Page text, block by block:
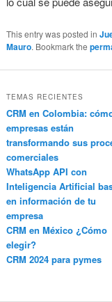
This entry was posted in
Mauro. Bookmark the
TEMAS RECIENTES
CRM en Colombia:
empresas están
transformando sus
comerciales
WhatsApp API con
Inteligencia Artificial
en información de tu
empresa
CRM en México ¿Cómo
elegir?
CRM 2024 para pymes